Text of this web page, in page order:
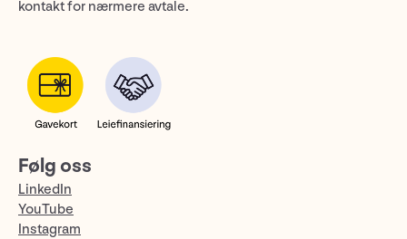
kontakt for nærmere avtale.
Følg oss
LinkedIn
YouTube
Instagram